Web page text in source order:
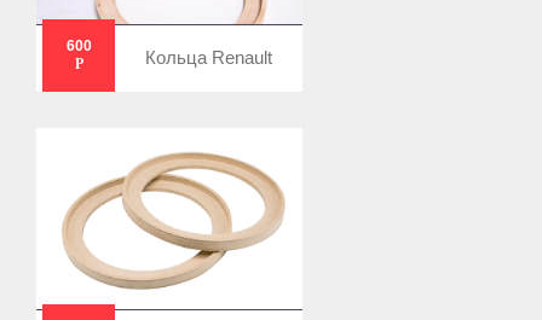
600
Р
Кольца Renault